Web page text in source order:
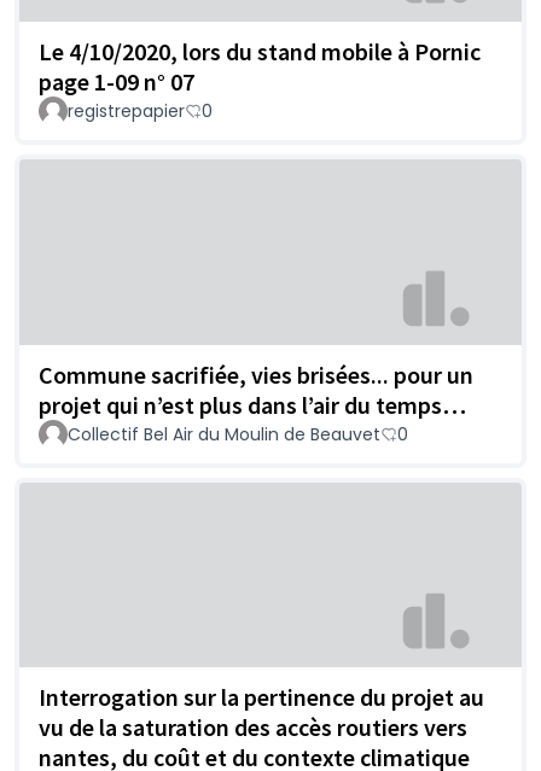
Le 4/10/2020, lors du stand mobile à Pornic
page 1-09 n° 07
registrepapier 0
Commune sacrifiée, vies brisées... pour un
projet qui n’est plus dans l’air du temps…
Collectif Bel Air du Moulin de Beauvet 0
Interrogation sur la pertinence du projet au
vu de la saturation des accès routiers vers
nantes, du coût et du contexte climatique